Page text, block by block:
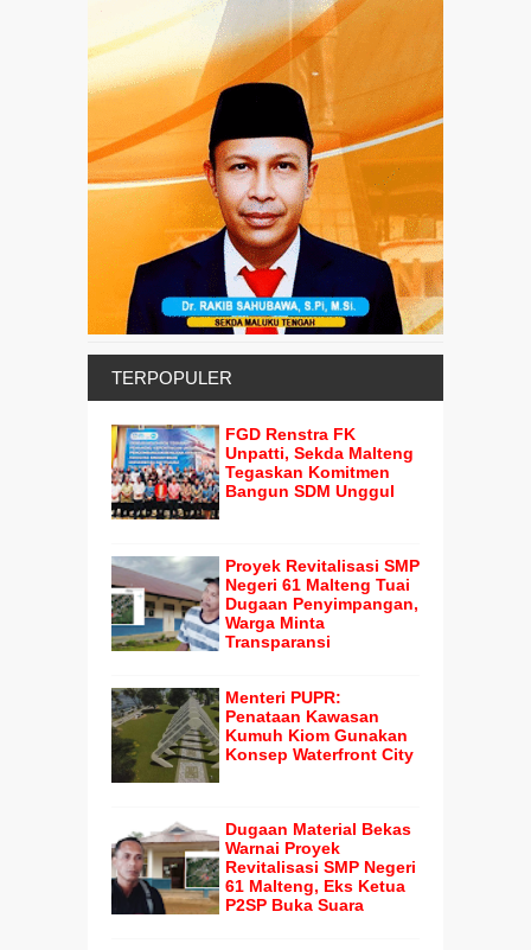
TERPOPULER
FGD Renstra FK
Unpatti, Sekda Malteng
Tegaskan Komitmen
Bangun SDM Unggul
Proyek Revitalisasi SMP
Negeri 61 Malteng Tuai
Dugaan Penyimpangan,
Warga Minta
Transparansi
Menteri PUPR:
Penataan Kawasan
Kumuh Kiom Gunakan
Konsep Waterfront City
Dugaan Material Bekas
Warnai Proyek
Revitalisasi SMP Negeri
61 Malteng, Eks Ketua
P2SP Buka Suara